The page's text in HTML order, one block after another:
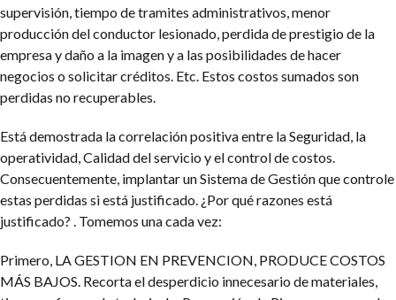
supervisión, tiempo de tramites administrativos, menor
producción del conductor lesionado, perdida de prestigio de la
empresa y daño a la imagen y a las posibilidades de hacer
negocios o solicitar créditos. Etc. Estos costos sumados son
perdidas no recuperables.
Está demostrada la correlación positiva entre la Seguridad, la
operatividad, Calidad del servicio y el control de costos.
Consecuentemente, implantar un Sistema de Gestión que controle
estas perdidas si está justificado. ¿Por qué razones está
justificado? . Tomemos una cada vez:
Primero, LA GESTION EN PREVENCION, PRODUCE COSTOS
MÁS BAJOS. Recorta el desperdicio innecesario de materiales,